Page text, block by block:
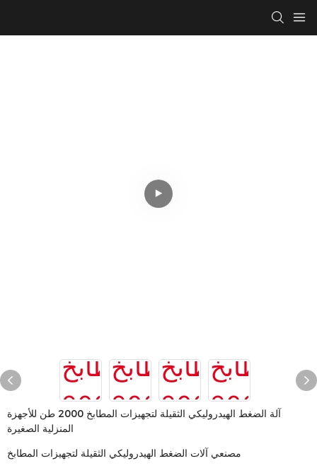
آلة الضغط الهيدروليكي الثقيلة لتجهيزات المطابخ 2000 طن للأجهزة
المنزلية الصغيرة
مصنعي آلات الضغط الهيدروليكي الثقيلة لتجهيزات المطابخ